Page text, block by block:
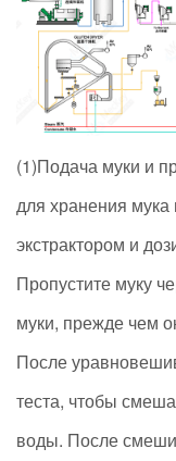
(1)Подача муки и
для хранения
экстрактором и
Пропустите муку
муки, прежде чем
После
теста, чтобы
воды. После